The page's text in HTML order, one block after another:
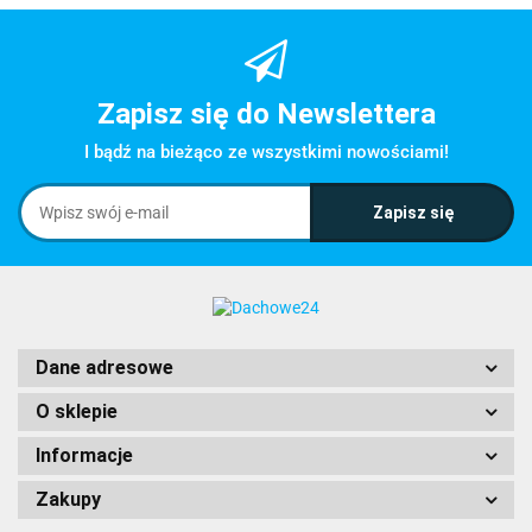
Zapisz się do Newslettera
I bądź na bieżąco ze wszystkimi nowościami!
Dane adresowe
O sklepie
Informacje
Zakupy